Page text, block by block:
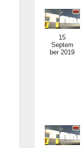
15
Septem
ber 2019